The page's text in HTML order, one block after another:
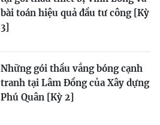
bài toán hiệu quả đầu tư công [Kỳ
3]
Những gói thầu vắng bóng cạnh
tranh tại Lâm Đồng của Xây dựng
Phú Quân [Kỳ 2]